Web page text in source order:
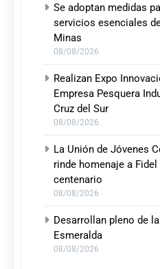
Se adoptan medidas
servicios esenciales
Minas
08/08/2026
Realizan Expo
Empresa Pesquera
Cruz del Sur
08/08/2026
La Unión de Jóvenes
rinde homenaje a
centenario
08/08/2026
Desarrollan pleno de
Esmeralda
08/08/2026